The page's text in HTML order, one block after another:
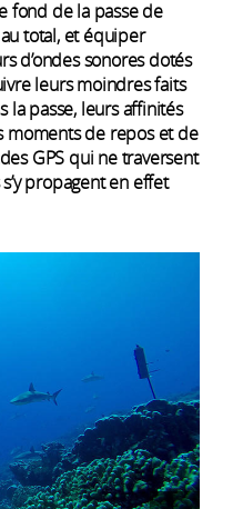
fond de la passe de
total, et équiper
d’ondes sonores dotés
leurs moindres faits
la passe, leurs affinités
moments de repos et de
GPS qui ne traversent
propagent en effet